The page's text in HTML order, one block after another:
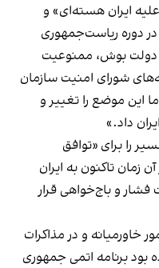
ایران هسته‌ای» و
دوره ریاست‌جمهوری
دولت بوش، ممنوعیت
شورای امنیت سازمان
این موضع را تغییر و
را برای «توافق
زمان تاکنون به ایران
فشار و باج‌خواهی قرار
خاورمیانه و در مذاکرات
بود برنامه اتمی جمهوری